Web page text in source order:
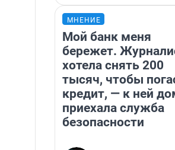
МНЕНИЕ
Мой банк меня
бережет.
хотела снять 200
тысяч, чтобы
кредит, — к ней
приехала служба
безопасности